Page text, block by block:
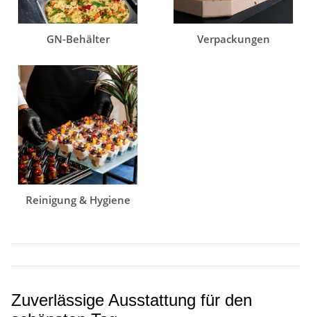
GN-Behälter Verpackungen
Reinigung & Hygiene
Zuverlässige Ausstattung für den